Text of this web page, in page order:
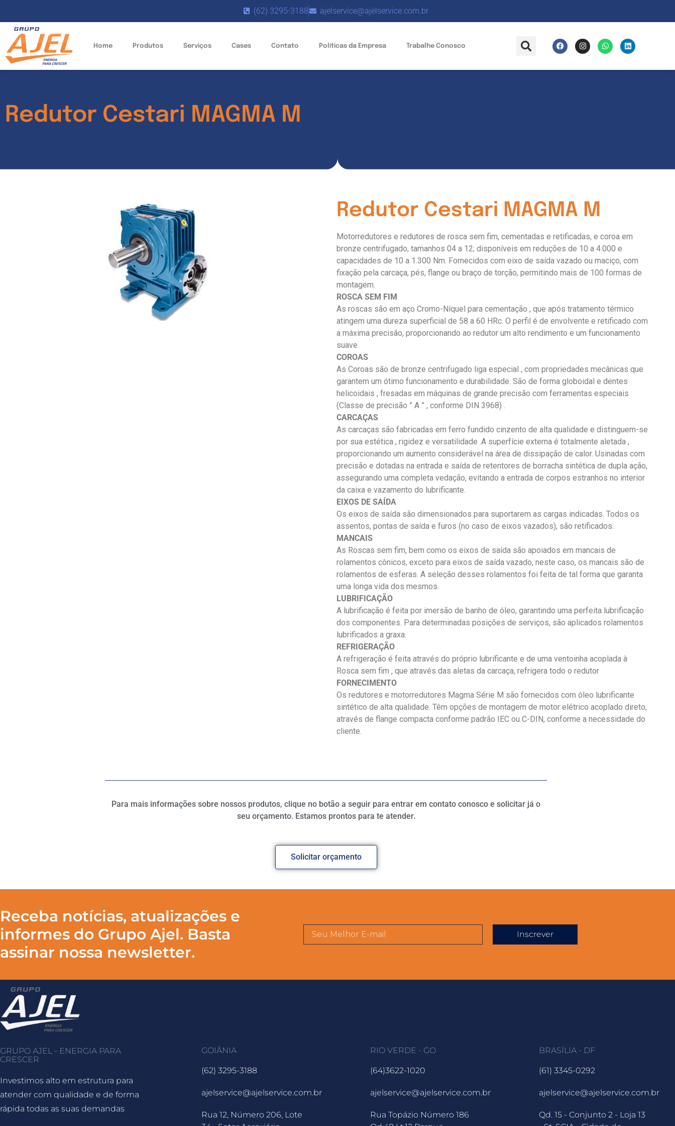
(62) 3295-3188 ajelservice@ajelservice.com.br
Home Produtos Serviços Cases Contato Políticas da Empresa Trabalhe Conosco
Redutor Cestari MAGMA M
Redutor Cestari MAGMA M
Motorredutores e redutores de rosca sem fim, cementadas e retificadas, e coroa em
bronze centrifugado, tamanhos 04 a 12; disponíveis em reduções de 10 a 4.000 e
capacidades de 10 a 1.300 Nm. Fornecidos com eixo de saída vazado ou maciço, com
fixação pela carcaça, pés, flange ou braço de torção, permitindo mais de 100 formas de
montagem.
ROSCA SEM FIM
As roscas são em aço Cromo-Níquel para cementação , que após tratamento térmico
atingem uma dureza superficial de 58 a 60 HRc. O perfil é de envolvente e retificado com
a máxima precisão, proporcionando ao redutor um alto rendimento e um funcionamento
suave.
COROAS
As Coroas são de bronze centrifugado liga especial , com propriedades mecânicas que
garantem um ótimo funcionamento e durabilidade. São de forma globoidal e dentes
helicoidais , fresadas em máquinas de grande precisão com ferramentas especiais
(Classe de precisão ” A ” , conforme DIN 3968) .
CARCAÇAS
As carcaças são fabricadas em ferro fundido cinzento de alta qualidade e distinguem-se
por sua estética , rigidez e versatilidade .A superfície externa é totalmente aletada ,
proporcionando um aumento considerável na área de dissipação de calor. Usinadas com
precisão e dotadas na entrada e saída de retentores de borracha sintética de dupla ação,
assegurando uma completa vedação, evitando a entrada de corpos estranhos no interior
da caixa e vazamento do lubrificante.
EIXOS DE SAÍDA
Os eixos de saída são dimensionados para suportarem as cargas indicadas. Todos os
assentos, pontas de saída e furos (no caso de eixos vazados), são retificados.
MANCAIS
As Roscas sem fim, bem como os eixos de saída são apoiados em mancais de
rolamentos cônicos, exceto para eixos de saída vazado, neste caso, os mancais são de
rolamentos de esferas. A seleção desses rolamentos foi feita de tal forma que garanta
uma longa vida dos mesmos.
LUBRIFICAÇÃO
A lubrificação é feita por imersão de banho de óleo, garantindo uma perfeita lubrificação
dos componentes. Para determinadas posições de serviços, são aplicados rolamentos
lubrificados a graxa.
REFRIGERAÇÃO
A refrigeração é feita através do próprio lubrificante e de uma ventoinha acoplada à
Rosca sem fim , que através das aletas da carcaça, refrigera todo o redutor
FORNECIMENTO
Os redutores e motorredutores Magma Série M são fornecidos com óleo lubrificante
sintético de alta qualidade. Têm opções de montagem de motor elétrico acoplado direto,
através de flange compacta conforme padrão IEC ou C-DIN, conforme a necessidade do
cliente.
Para mais informações sobre nossos produtos, clique no botão a seguir para entrar em contato conosco e solicitar já o
seu orçamento. Estamos prontos para te atender.
Solicitar orçamento
Receba notícias, atualizações e
informes do Grupo Ajel. Basta
assinar nossa newsletter.
Inscrever
GRUPO AJEL - ENERGIA PARA
CRESCER
Investimos alto em estrutura para
atender com qualidade e de forma
rápida todas as suas demandas
GOIÂNIA
(62) 3295-3188
ajelservice@ajelservice.com.br
Rua 12, Número 206, Lote
RIO VERDE - GO
(64)3622-1020
ajelservice@ajelservice.com.br
Rua Topázio Número 186
BRASÍLIA - DF
(61) 3345-0292
ajelservice@ajelservice.com.br
Qd. 15 - Conjunto 2 - Loja 13